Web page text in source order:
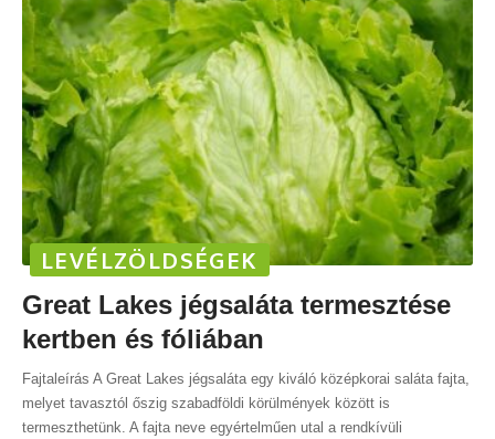
LEVÉLZÖLDSÉGEK
Great Lakes jégsaláta termesztése
kertben és fóliában
Fajtaleírás A Great Lakes jégsaláta egy kiváló középkorai saláta fajta,
melyet tavasztól őszig szabadföldi körülmények között is
termeszthetünk. A fajta neve egyértelműen utal a rendkívüli